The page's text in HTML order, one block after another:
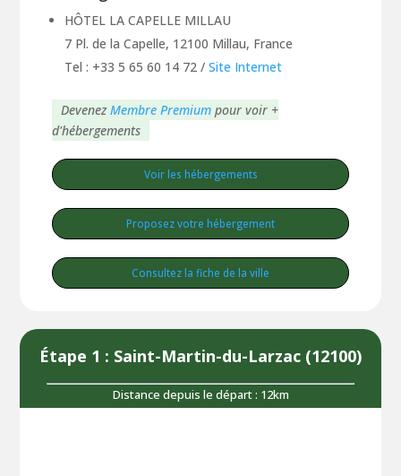
HÔTEL LA CAPELLE MILLAU
7 Pl. de la Capelle, 12100 Millau, France
Tel : +33 5 65 60 14 72/ Site Internet
Devenez Membre Premiumpour voir +
d'hébergements
Voir les hébergements
Proposez votre hébergement
Consultez la fiche de la ville
Étape 1 : Saint-Martin-du-Larzac (12100)
Distance depuis le départ : 12km